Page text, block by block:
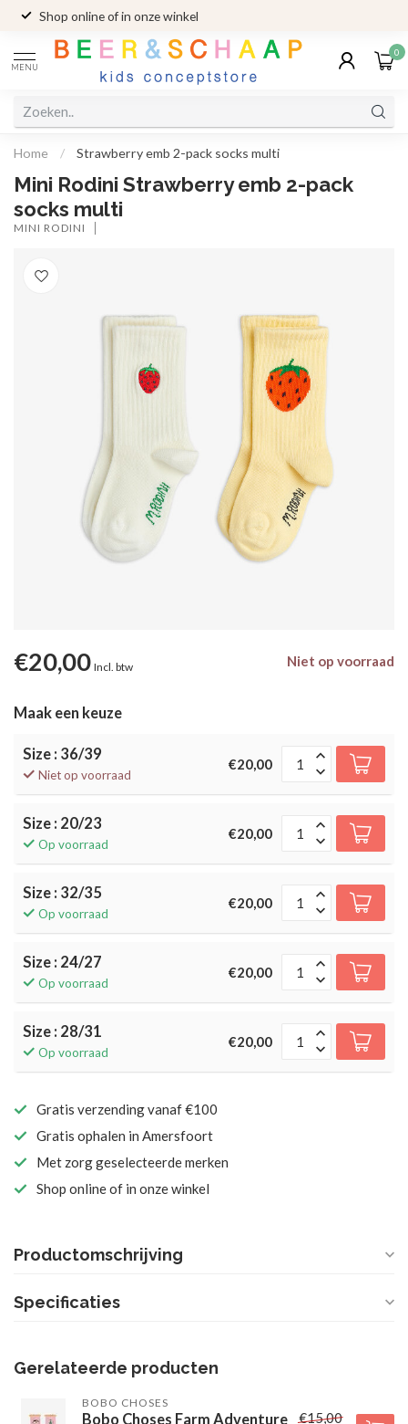
Shop online of in onze winkel
MENU
0
Home / Strawberry emb 2-pack socks multi
Mini Rodini Strawberry emb 2-pack
socks multi
MINI RODINI
€20,00 Incl. btw Niet op voorraad
Maak een keuze
Size : 36/39
Niet op voorraad
€20,00
Size : 20/23
Op voorraad
€20,00
Size : 32/35
Op voorraad
€20,00
Size : 24/27
Op voorraad
€20,00
Size : 28/31
Op voorraad
€20,00
Gratis verzending vanaf €100
Gratis ophalen in Amersfoort
Met zorg geselecteerde merken
Shop online of in onze winkel
Productomschrijving
Specificaties
Gerelateerde producten
BOBO CHOSES
Bobo Choses Farm Adventure
€15,00